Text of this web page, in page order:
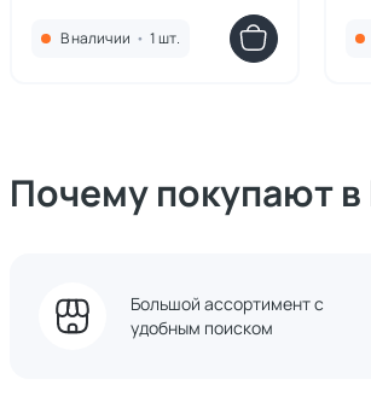
В наличии • 1 шт.
Почему покупают
Большой ассортимент с
удобным поиском